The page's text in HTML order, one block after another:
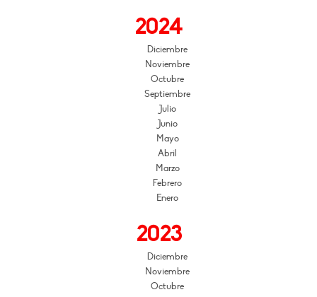
2024
Diciembre
Noviembre
Octubre
Septiembre
Julio
Junio
Mayo
Abril
Marzo
Febrero
Enero
2023
Diciembre
Noviembre
Octubre